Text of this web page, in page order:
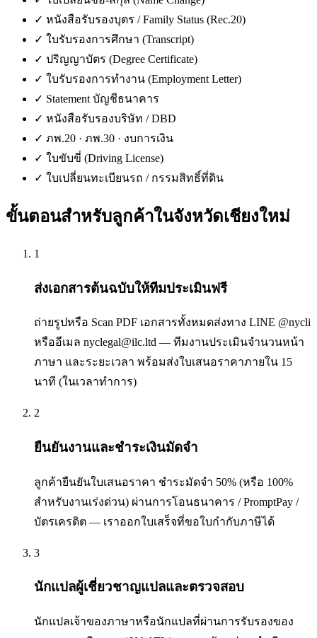
✓ หนังสือรับรองบุตร / Family Status (Rec.20)
✓ ใบรับรองการศึกษา (Transcript)
✓ ปริญญาบัตร (Degree Certificate)
✓ ใบรับรองการทำงาน (Employment Letter)
✓ Statement บัญชีธนาคาร
✓ หนังสือรับรองบริษัท / DBD
✓ ภพ.20 · ภพ.30 · งบการเงิน
✓ ใบขับขี่ (Driving License)
✓ ใบเปลี่ยนทะเบียนรถ / กรรมสิทธิ์ที่ดิน
ขั้นตอนสำหรับลูกค้าในจังหวัดเชียงใหม่
1
ส่งเอกสารต้นฉบับให้ทีมประเมินฟรี
ถ่ายรูปหรือ Scan PDF เอกสารทั้งหมดส่งทาง LINE @nycli
หรืออีเมล nyclegal@ilc.ltd — ทีมงานประเมินจำนวนหน้า
ภาษา และระยะเวลา พร้อมส่งใบเสนอราคาภายใน 15
นาที (ในเวลาทำการ)
2
ยืนยันงานและชำระเงินมัดจำ
ลูกค้ายืนยันใบเสนอราคา ชำระมัดจำ 50% (หรือ 100%
สำหรับงานเร่งด่วน) ผ่านการโอนธนาคาร / PromptPay /
บัตรเครดิต — เราออกใบเสร็จที่ขอใบกำกับภาษีได้
3
นักแปลผู้เชี่ยวชาญแปลและตรวจสอบ
นักแปลเจ้าของภาษาหรือนักแปลที่ผ่านการรับรองของ